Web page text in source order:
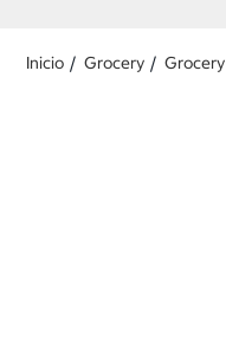
Inicio Grocery Grocery